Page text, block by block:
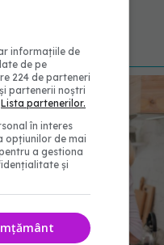
informațiile de
de pe
224 de parteneri
partenerii noștri
Lista partenerilor.
în interes
opțiunilor de mai
a gestiona
și